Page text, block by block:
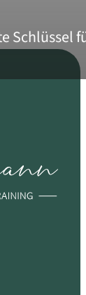
Schlüssel